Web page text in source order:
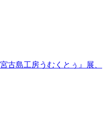
古島工房うむくとぅ』展、